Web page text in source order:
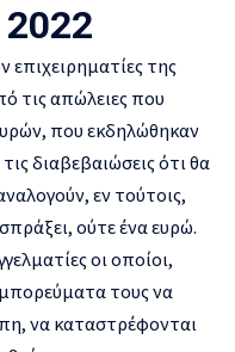
επιχειρηματίες της
τις απώλειες που
που εκδηλώθηκαν
διαβεβαιώσεις ότι θα
εν τούτοις,
ούτε ένα ευρώ.
οι οποίοι,
τους να
να καταστρέφονται